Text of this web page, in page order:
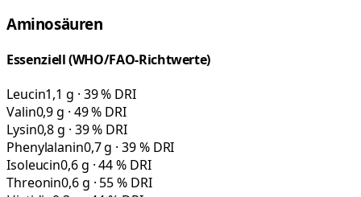
Aminosäuren
Essenziell (WHO/FAO-Richtwerte)
Leucin1,1 g · 39 % DRI
Valin0,9 g · 49 % DRI
Lysin0,8 g · 39 % DRI
Phenylalanin0,7 g · 39 % DRI
Isoleucin0,6 g · 44 % DRI
Threonin0,6 g · 55 % DRI